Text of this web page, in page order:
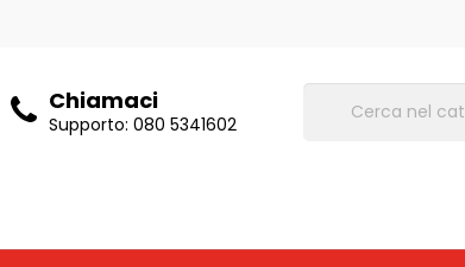
Chiamaci
Supporto:080 5341602